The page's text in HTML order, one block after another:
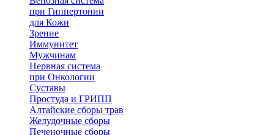
при Гиппертонии
для Кожи
Зрение
Иммунитет
Мужчинам
Нервная система
при Онкологии
Суставы
Простуда и ГРИПП
Алтайские сборы трав
Желудочные сборы
Печеночные сборы